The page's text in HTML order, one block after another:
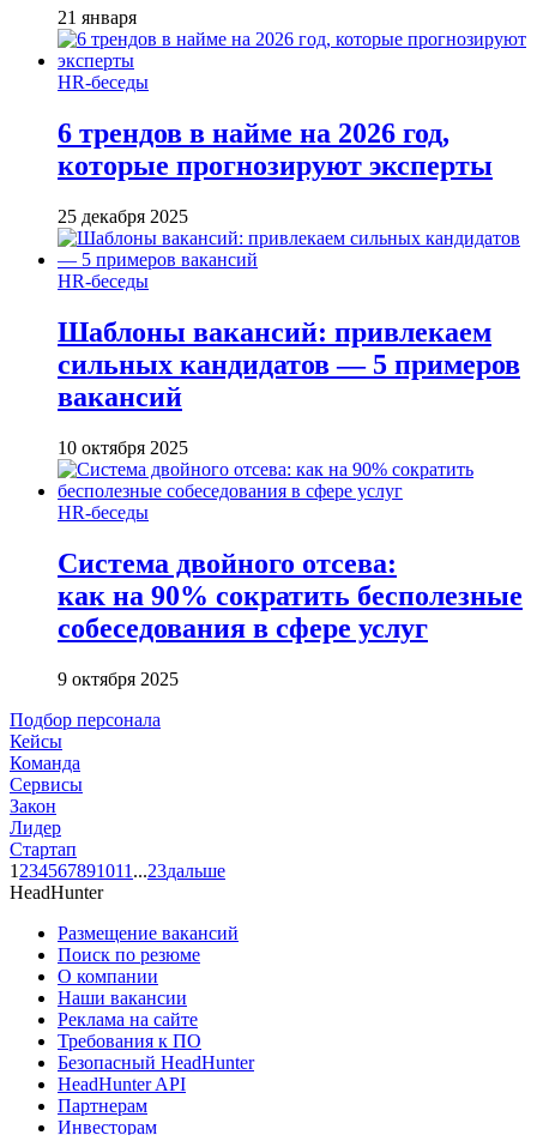
21 января
HR-беседы
6 трендов в найме на 2026 год,
которые прогнозируют эксперты
25 декабря 2025
HR-беседы
Шаблоны вакансий: привлекаем
сильных кандидатов — 5 примеров
вакансий
10 октября 2025
HR-беседы
Система двойного отсева:
как на 90% сократить бесполезные
собеседования в сфере услуг
9 октября 2025
Подбор персонала
Кейсы
Команда
Сервисы
Закон
Лидер
Стартап
1 234567891011 ...23дальше
HeadHunter
Размещение вакансий
Поиск по резюме
О компании
Наши вакансии
Реклама на сайте
Требования к ПО
Безопасный HeadHunter
HeadHunter API
Партнерам
Инвесторам